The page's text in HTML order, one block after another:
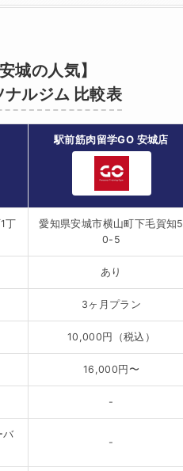
安城の人気】
ナルジム 比較表
駅前筋肉留学GO 安城店
丁
愛知県安城市横山町下毛賀知5
0-5
あり
3ヶ月プラン
10,000円（税込）
16,000円〜
-
バ
-